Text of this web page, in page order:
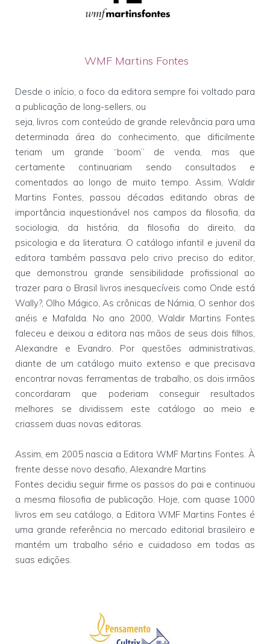
WMF Martins Fontes
Desde o início, o foco da editora sempre foi voltado para
a publicação de long-sellers, ou
seja, livros com conteúdo de grande relevância para uma
determinada área do conhecimento, que dificilmente
teriam um grande “boom” de venda, mas que
certamente continuariam sendo consultados e
comentados ao longo de muito tempo. Assim, Waldir
Martins Fontes, passou décadas editando obras de
importância inquestionável nos campos da filosofia, da
sociologia, da história, da filosofia do direito, da
psicologia e da literatura. O catálogo infantil e juvenil da
editora também passava pelo crivo preciso do editor,
que demonstrou grande sensibilidade profissional ao
trazer para o Brasil livros inesquecíveis como Onde está
Wally?, Olho Mágico, As crônicas de Nárnia, O senhor dos
anéis e Mafalda. No ano 2000, Waldir Martins Fontes
faleceu e deixou a editora nas mãos de seus dois filhos,
Alexandre e Evandro. Por questões administrativas,
diante de um catálogo muito extenso e que precisava
encontrar novas ferramentas de trabalho, os dois irmãos
concordaram que poderiam conseguir resultados
melhores se dividissem este catálogo ao meio e
criassem duas novas editoras.
Assim, em 2005 nascia a Editora WMF Martins Fontes. À
frente desse novo desafio, Alexandre Martins
Fontes decidiu seguir firme os passos do pai e continuou
a mesma filosofia de publicação. Hoje, com quase 1000
livros em seu catálogo, a Editora WMF Martins Fontes é
uma grande referência no mercado editorial brasileiro e
mantém um trabalho sério e cuidadoso em todas as
suas edições.